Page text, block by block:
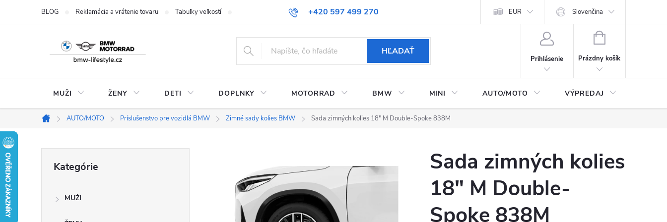
+420 597 499 270
BLOG Reklamácia a vrátenie tovaru Tabuľky veľkostí Obchodné podmienky Moja objednávka Podmienky ochrany osobných údajov
EUR Slovenčina
HĽADAŤ
Prihlásenie
NÁKUPNÝ
Prázdny košík
MUŽI ŽENY DETI DOPLNKY MOTORRAD BMW MINI AUTO/MOTO VÝPREDAJ
Domov
AUTO/MOTO Príslušenstvo pre vozidlá BMW Zimné sady kolies BMW Sada zimných kolies 18" M Double-Spoke 838M
kategórie
Kategórie
MUŽI
Sada zimných kolies
18" M Double-
Spoke 838M